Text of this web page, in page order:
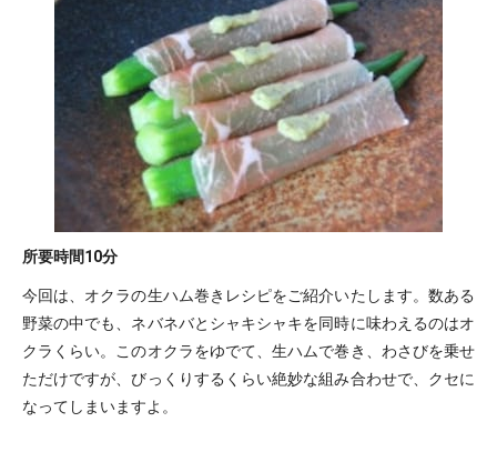
所要時間10分
今回は、オクラの生ハム巻きレシピをご紹介いたします。数ある
野菜の中でも、ネバネバとシャキシャキを同時に味わえるのはオ
クラくらい。このオクラをゆでて、生ハムで巻き、わさびを乗せ
ただけですが、びっくりするくらい絶妙な組み合わせで、クセに
なってしまいますよ。